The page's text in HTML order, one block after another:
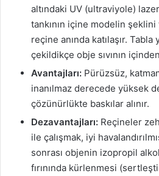
altındaki UV (ultraviyole)
tankının içine modelin şeklini
reçine anında katılaşır. Tabla
çekildikçe obje sıvının
Avantajları: Pürüzsüz,
inanılmaz derecede yüksek
çözünürlükte baskılar alınır.
Dezavantajları: Reçineler
ile çalışmak, iyi
sonrası objenin izopropil
fırınında kürlenmesi